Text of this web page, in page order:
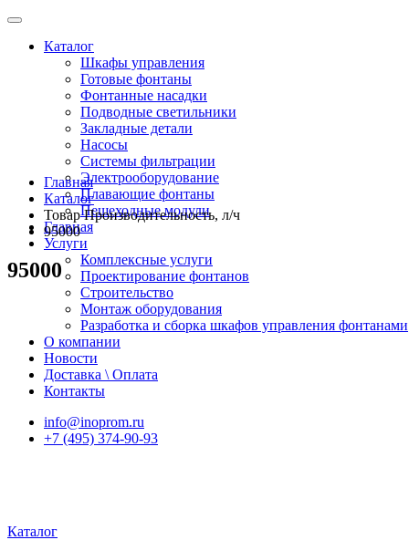
Каталог
Шкафы управления
Готовые фонтаны
Фонтанные насадки
Подводные светильники
Закладные детали
Насосы
Системы фильтрации
Электрооборудование
Плавающие фонтаны
Пешеходные модули
Главная
Услуги
Комплексные услуги
Проектирование фонтанов
Строительство
Монтаж оборудования
Разработка и сборка шкафов управления фонтанами
О компании
Новости
Доставка \ Оплата
Контакты
info@inoprom.ru
+7 (495) 374-90-93
Каталог
Главная
Каталог
Товар Производительность, л/ч
95000
95000